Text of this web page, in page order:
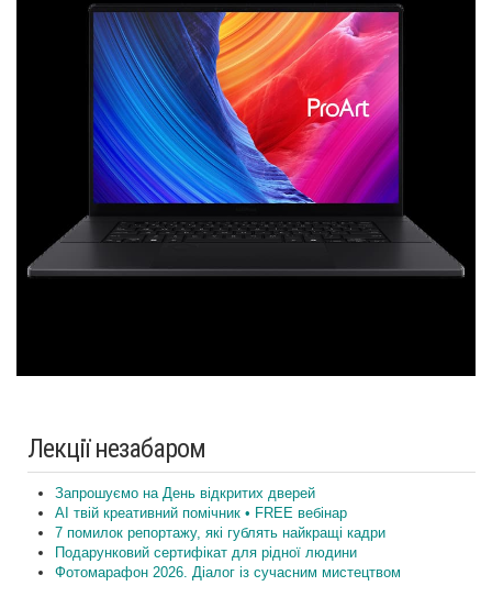
Лекції незабаром
Запрошуємо на День відкритих дверей
AI твій креативний помічник • FREE вебінар
7 помилок репортажу, які гублять найкращі кадри
Подарунковий сертифікат для рідної людини
Фотомарафон 2026. Діалог із сучасним мистецтвом